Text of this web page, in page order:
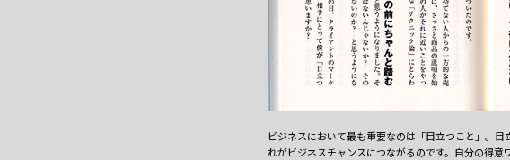
ビジネスにおいて最も重要なのは「目立つこと」。
れがビジネスチャンスにつながるのです。自分の得